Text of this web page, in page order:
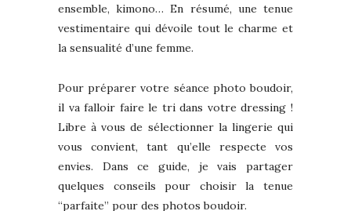
ensemble, kimono… En résumé, une tenue
vestimentaire qui dévoile tout le charme et
la sensualité d’une femme.
Pour préparer votre séance photo boudoir,
il va falloir faire le tri dans votre dressing !
Libre à vous de sélectionner la lingerie qui
vous convient, tant qu’elle respecte vos
envies. Dans ce guide, je vais partager
quelques conseils pour choisir la tenue
“parfaite” pour des photos boudoir.